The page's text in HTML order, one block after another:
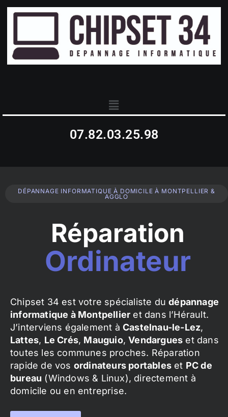
07.82.03.25.98
DÉPANNAGE INFORMATIQUE À DOMICILE À MONTPELLIER &
AGGLO
Réparation
Ordinateur
Chipset 34 est votre spécialiste dudépannage
informatique à Montpellier et dans l’Hérault.
J’interviens également à Castelnau-le-Lez,
Lattes, Le Crés, Mauguio,Vendargues et dans
toutes les communes proches. Réparation
rapide de vos ordinateurs portables et PC de
bureau (Windows & Linux), directement à
domicile ou en entreprise.